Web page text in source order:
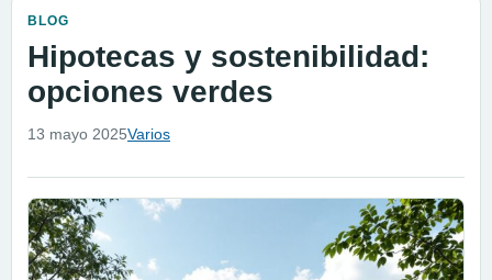
BLOG
Hipotecas y sostenibilidad:
opciones verdes
13 mayo 2025Varios